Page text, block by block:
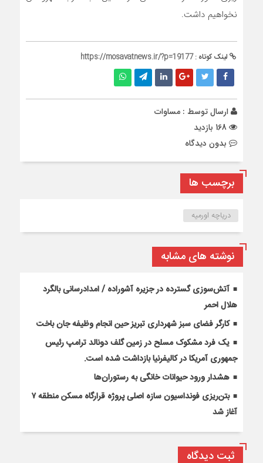
نخواهیم داشت.
لینک کوتاه :https://mosavatnews.ir/?p=19177
ارسال توسط : مساوات
بدون دیدگاه
برچسب ها
دریاچه اورمیه
نوشته های مشابه
آتش‌سوزی گسترده در جزیره آشوراده / امدادرسانی بالگرد
هلال احمر
کارگر فضای سبز شهرداری تبریز حین انجام وظیفه جان باخت
یک فرد مشکوک مسلح در زمین گلف دونالد ترامپ رئیس
جمهوری آمریکا در کالیفرنیا بازداشت شده است.
هشدار ورود حیوانات خانگی به رستوران‌ها
بتن‌ریزی فونداسیون سازه اصلی پروژه قرارگاه مسکن منطقه ۷
آغاز شد
ثبت دیدگاه